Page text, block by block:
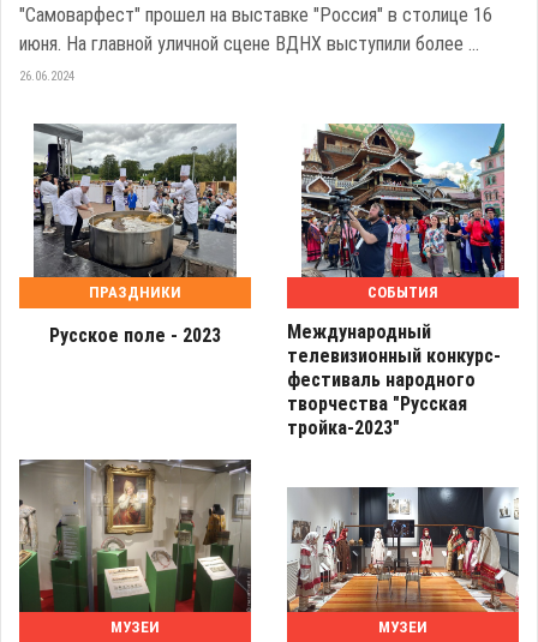
"Самоварфест" прошел на выставке "Россия" в столице 16
июня. На главной уличной сцене ВДНХ выступили более ...
26.06.2024
ПРАЗДНИКИ
Русское поле - 2023
СОБЫТИЯ
Международный
телевизионный конкурс-
фестиваль народного
творчества "Русская
тройка-2023"
МУЗЕИ МУЗЕИ